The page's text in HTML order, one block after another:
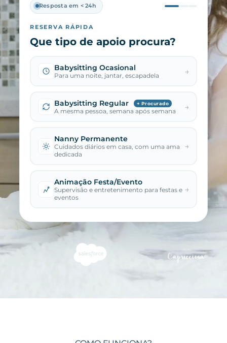
Resposta em < 24h
RESERVA RÁPIDA
Que tipo de apoio procura?
Babysitting Ocasional
Para uma noite, jantar, escapadela →
Babysitting Regular + Procurado
A mesma pessoa, semana após semana →
Nanny Permanente
Cuidados diários em casa, com uma ama
dedicada
→
Animação Festa/Evento
Supervisão e entretenimento para festas e
eventos
→